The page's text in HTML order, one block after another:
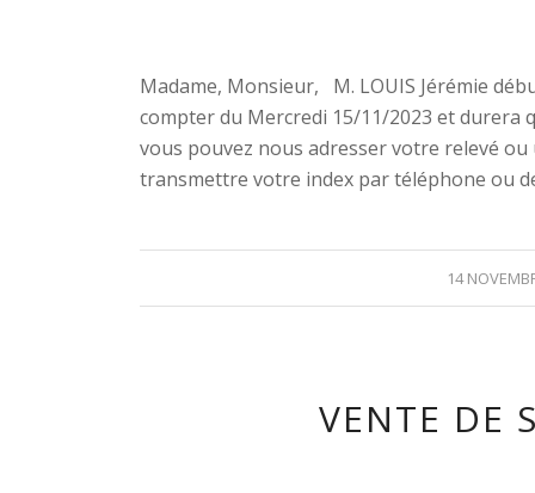
Madame, Monsieur, M. LOUIS Jérémie
compter du Mercredi 15/11/2023 et durera
vous pouvez nous adresser votre relevé
transmettre votre index par téléphone ou
14
VENTE DE